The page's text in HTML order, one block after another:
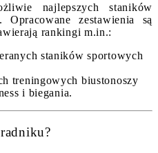
najlepszych staników
zestawienia są
rankingi m.in.:
staników sportowych
treningowych biustonoszy
i biegania.